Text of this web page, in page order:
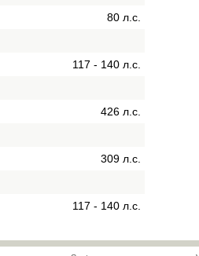
80 л.с.
117 - 140 л.с.
426 л.с.
309 л.с.
117 - 140 л.с.